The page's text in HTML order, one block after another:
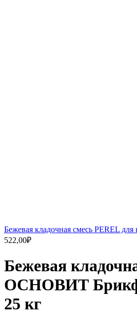
Бежевая кладочная смесь PEREL
522,00₽
Бежевая
ОСНОВИТ
25 кг